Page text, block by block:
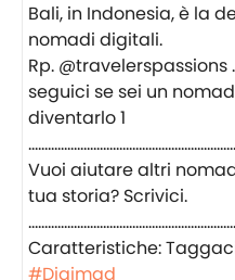
Bali, in Indonesia, è la
nomadi digitali.
Rp. @travelerspassions
seguici se sei un
diventarlo 1⠀
Vuoi aiutare altri
tua storia? Scrivici.⠀
Caratteristiche:
#Digimad